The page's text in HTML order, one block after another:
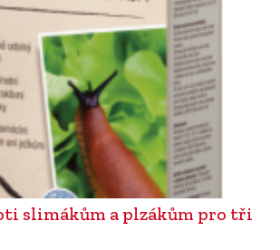
slimákům a plzákům pro tři